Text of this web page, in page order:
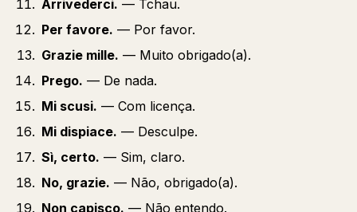
Arrivederci. — Tchau.
Per favore. — Por favor.
Grazie mille. — Muito obrigado(a).
Prego. — De nada.
Mi scusi. — Com licença.
Mi dispiace. — Desculpe.
Sì, certo. — Sim, claro.
No, grazie. — Não, obrigado(a).
Non capisco. — Não entendo.